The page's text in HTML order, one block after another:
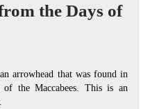
the Days of
arrowhead that was found in
the Maccabees. This is an